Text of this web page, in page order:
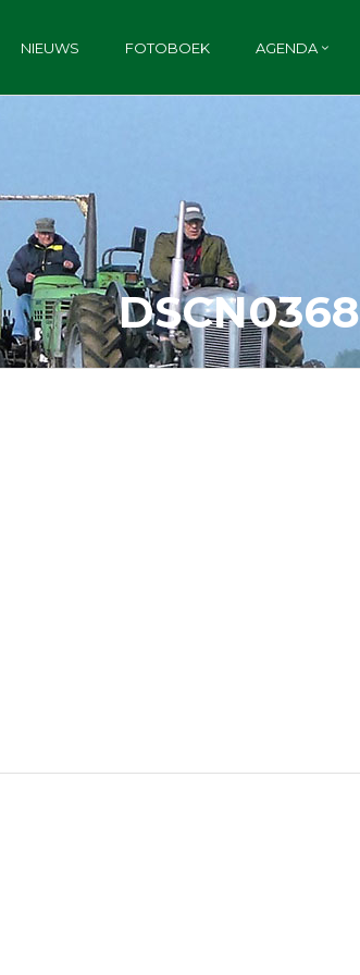
NIEUWS FOTOBOEK AGENDA
DSCN0368